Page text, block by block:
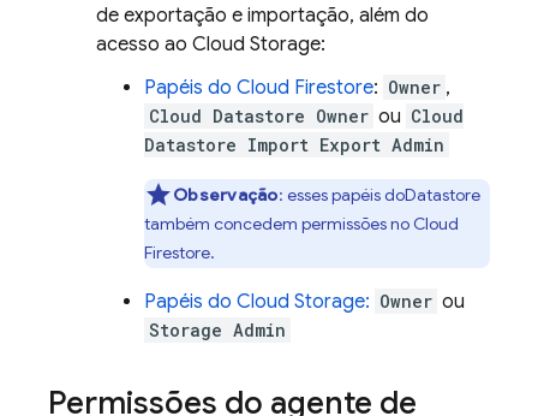
de exportação e importação, além do
acesso ao Cloud Storage:
Papéis do Cloud Firestore: Owner ,
Cloud Datastore Owner ou Cloud
Datastore Import Export Admin
Observação: esses papéis doDatastore
também concedem permissões no Cloud
Firestore.
Papéis do Cloud Storage: Owner ou
Storage Admin
Permissões do agente de